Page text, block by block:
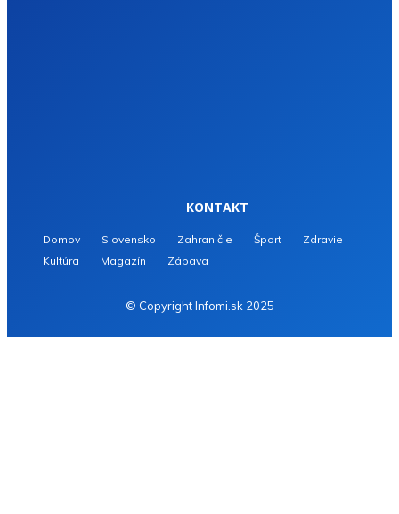
KONTAKT
Domov Slovensko Zahraničie Šport
Zdravie
Kultúra
Magazín Zábava
© Copyright Infomi.sk 2025